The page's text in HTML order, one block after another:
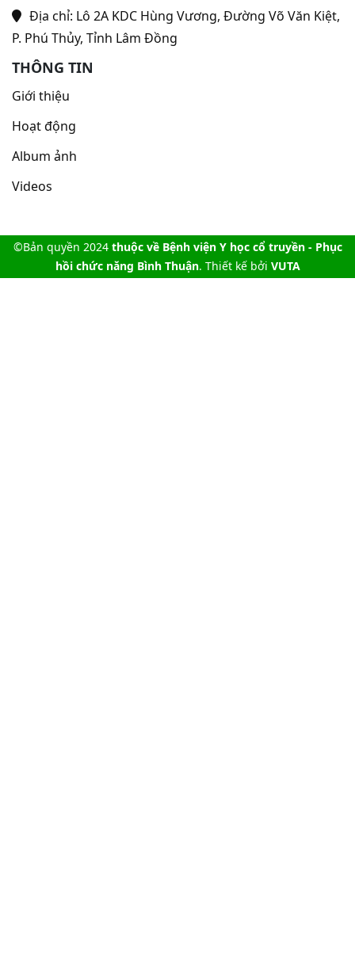
Địa chỉ: Lô 2A KDC Hùng Vương, Đường Võ Văn Kiệt,
P. Phú Thủy, Tỉnh Lâm Đồng
THÔNG TIN
Giới thiệu
Hoạt động
Album ảnh
Videos
©Bản quyền 2024 thuộc về Bệnh viện Y học cổ truyền - Phục
hồi chức năng Bình Thuận. Thiết kế bởi VUTA